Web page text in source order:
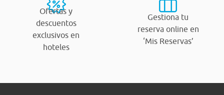
Ofertas y
descuentos
exclusivos en
hoteles
Gestiona tu
reserva online en
‘Mis Reservas’